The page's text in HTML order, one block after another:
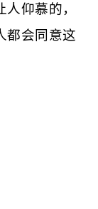
仰慕的，
都会同意这